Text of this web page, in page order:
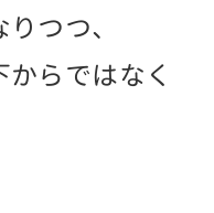
つつ、
らではなく